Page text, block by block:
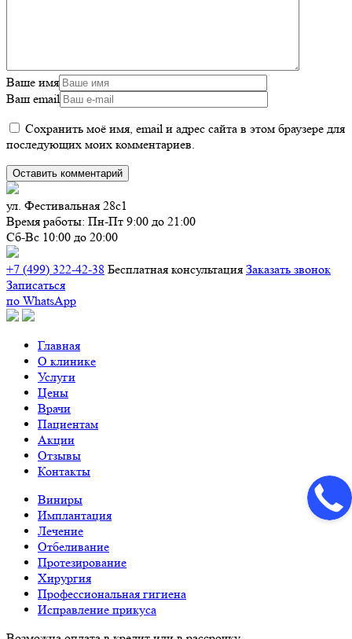
Ваше имя
Ваш email
Сохранить моё имя, email и адрес сайта в этом браузере для
последующих моих комментариев.
ул. Фестивальная 28с1
Время работы: Пн-Пт 9:00 до 21:00
Сб-Вс 10:00 до 20:00
+7 (499) 322-42-38 Бесплатная конcультация Заказать звонок
Записаться
по WhatsApp
Главная
О клинике
Услуги
Цены
Врачи
Пациентам
Акции
Отзывы
Контакты
Виниры
Имплантация
Лечение
Отбеливание
Протезирование
Хирургия
Профессиональная гигиена
Исправление прикуса